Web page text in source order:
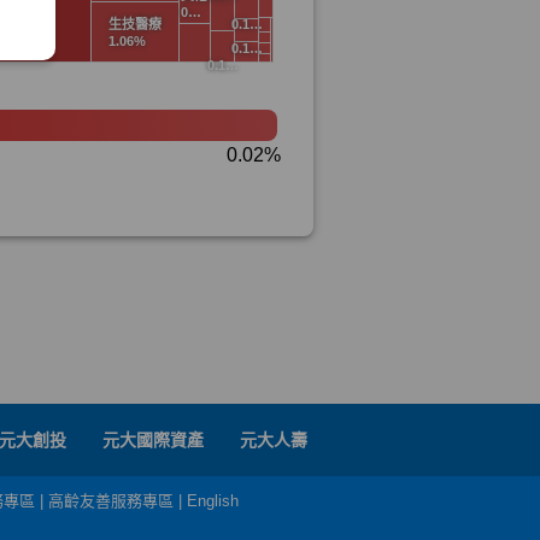
元大創投 元大國際資產 元大人壽
區 高齡友善服務專區 English